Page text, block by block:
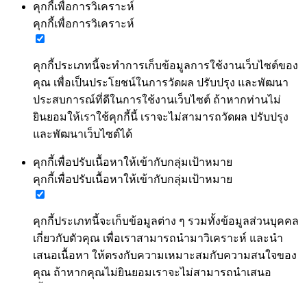
คุกกี้เพื่อการวิเคราะห์
คุกกี้เพื่อการวิเคราะห์
คุกกี้ประเภทนี้จะทำการเก็บข้อมูลการใช้งานเว็บไซต์ของ
คุณ เพื่อเป็นประโยชน์ในการวัดผล ปรับปรุง และพัฒนา
ประสบการณ์ที่ดีในการใช้งานเว็บไซต์ ถ้าหากท่านไม่
ยินยอมให้เราใช้คุกกี้นี้ เราจะไม่สามารถวัดผล ปรับปรุง
และพัฒนาเว็บไซต์ได้
คุกกี้เพื่อปรับเนื้อหาให้เข้ากับกลุ่มเป้าหมาย
คุกกี้เพื่อปรับเนื้อหาให้เข้ากับกลุ่มเป้าหมาย
คุกกี้ประเภทนี้จะเก็บข้อมูลต่าง ๆ รวมทั้งข้อมูลส่วนบุคคล
เกี่ยวกับตัวคุณ เพื่อเราสามารถนำมาวิเคราะห์ และนำ
เสนอเนื้อหา ให้ตรงกับความเหมาะสมกับความสนใจของ
คุณ ถ้าหากคุณไม่ยินยอมเราจะไม่สามารถนำเสนอ